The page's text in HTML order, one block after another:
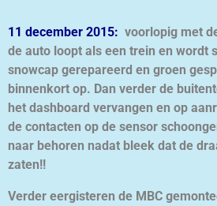
11 december 2015: voorlopig met
de auto loopt als een trein en wordt
snowcap gerepareerd en groen
binnenkort op. Dan verder de
het dashboard vervangen en op
de contacten op de sensor
naar behoren nadat bleek dat de
zaten!!
Verder eergisteren de MBC